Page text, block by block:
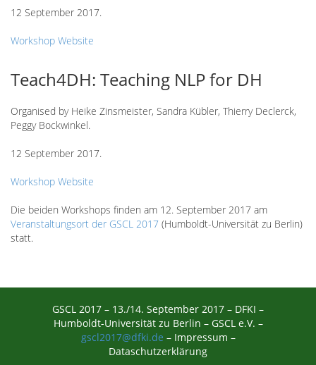
12 September 2017.
Workshop Website
Teach4DH: Teaching NLP for DH
Organised by Heike Zinsmeister, Sandra Kübler, Thierry Declerck,
Peggy Bockwinkel.
12 September 2017.
Workshop Website
Die beiden Workshops finden am 12. September 2017 am
Veranstaltungsort der GSCL 2017 (Humboldt-Universität zu Berlin)
statt.
GSCL 2017 – 13./14. September 2017 – DFKI –
Humboldt-Universität zu Berlin – GSCL e.V. –
gscl2017@dfki.de – Impressum –
Dataschutzerklärung